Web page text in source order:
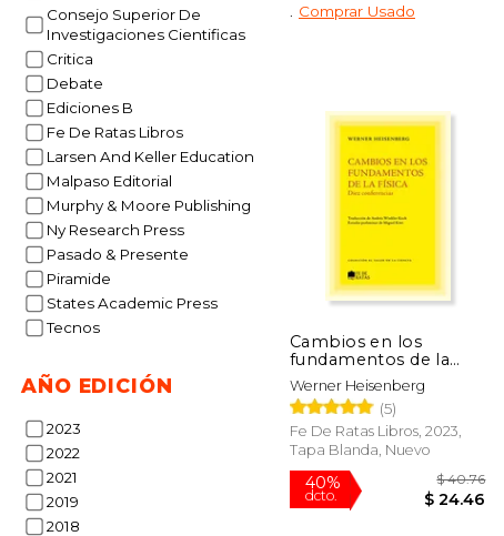
Consejo Superior De
Investigaciones Cientificas
Critica
Debate
Ediciones B
Fe De Ratas Libros
Larsen And Keller Education
Malpaso Editorial
Murphy & Moore Publishing
Ny Research Press
Pasado & Presente
Piramide
States Academic Press
Tecnos
AÑO EDICIÓN
2023
2022
2021
2019
2018
Comprar Usado
Cambios en los
fundamentos de la
física
Werner Heisenberg
(5)
Fe De Ratas Libros, 2023,
Tapa Blanda, Nuevo